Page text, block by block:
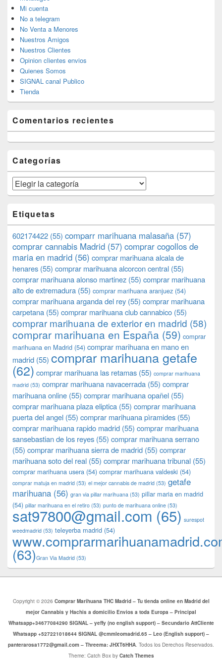
Mi cuenta
No a telegram
No Venta a Menores
Nuestros Amigos
Nuestros Clientes
Opinion clientes envios
Quienes Somos
SIGNAL canal Publico
Tienda
Comentarios recientes
Categorías
Categorías
Etiquetas
602174422 (55) comparr marihuana malasaña (57)
comprar cannabis Madrid (57) comprar cogollos de
maria en madrid (56) comprar marihuana alcala de
henares (55) comprar marihuana alcorcon central (55)
comprar marihuana alonso martinez (55) comprar marihuana
alto de extremadura (55) comprar marihuana aranjuez (54)
comprar marihuana arganda del rey (55) comprar marihuana
carpetana (55) comprar marihuana club cannabico (55)
comprar marihuana de exterior en madrid (58)
comprar marihuana en España (59) comprar
marihuana en Madrid (54) comprar marihuana en mano en
madrid (55) comprar marihuana getafe
(62) comprar marihuana las retamas (55) comprar marihuana
madrid (53) comprar marihuana navacerrada (55) comprar
marihuana online (55) comprar marihuana opañel (55)
comprar marihuana plaza eliptica (55) comprar marihuana
puerta del angel (55) comprar marihuana pìramides (55)
comprar marihuana rapido madrid (55) comprar marihuana
sansebastian de los reyes (55) comprar marihuana serrano
(55) comprar marihuana sierra de madrid (55) comprar
marihuana soto del real (55) comprar marihuana tribunal (55)
comprar marihuana usera (54) comprar marihuana valdeski (54)
comprar matuja en madrid (53) el mejor cannabis de madrid (53) getafe
marihuana (56) gran via pillar marihuana (53) pillar maria en madrid
(54) pillar marihuana en el retiro (53) punto de marihuana online (53)
sat97800@gmail.com (65) surespot
weedmadrid (53) teleyerba madrid (54)
(63)​​Gran Via Madrid (53)
Copyright © 2026 Comprar Marihuana THC Madrid – Tu tienda online en Madrid del
mejor Cannabis y Hachis a domicilio Envios a toda Europa – Principal
Whatsapp+34677084290 SIGNAL – yeffy (no english support) – Secundario AttCliente
Whatsapp +527221018644 SIGNAL @cmmleomadrid.65 – Leo (English support) –
panterarosa1772@gmail.com – Threema: JHXT6HHA. Todos los Derechos Reservados.
Theme: Catch Box by Catch Themes